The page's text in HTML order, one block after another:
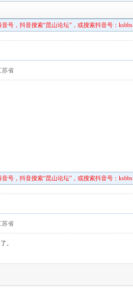
号，抖音搜索“昆山论坛”，或搜索抖音号：ksbbs
苏省
号，抖音搜索“昆山论坛”，或搜索抖音号：ksbbs
苏省
。